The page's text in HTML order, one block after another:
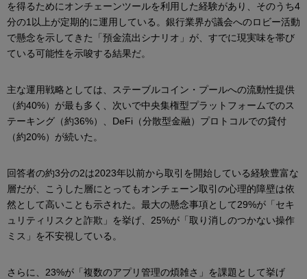
を得るためにオンチェーンツールを利用した経験があり、そのうち4
分の1以上が定期的に運用している。銀行業界が議会へのロビー活動
で懸念を示してきた「預金流出シナリオ」が、すでに現実味を帯び
ている可能性を示唆する結果だ。
主な運用戦略としては、ステーブルコイン・プールへの流動性提供
（約40%）が最も多く、次いで中央集権型プラットフォームでのス
テーキング（約36%）、DeFi（分散型金融）プロトコルでの貸付
（約20%）が続いた。
回答者の約3分の2は2023年以前から取引を開始している経験豊富な
層だが、こうした層にとってもオンチェーン取引の心理的障壁は依
然として高いことも示された。最大の懸念事項として29%が「セキ
ュリティリスクと詐欺」を挙げ、25%が「取り消しのつかない操作
ミス」を不安視している。
さらに、23%が「複数のアプリ管理の煩雑さ」を課題として挙げ